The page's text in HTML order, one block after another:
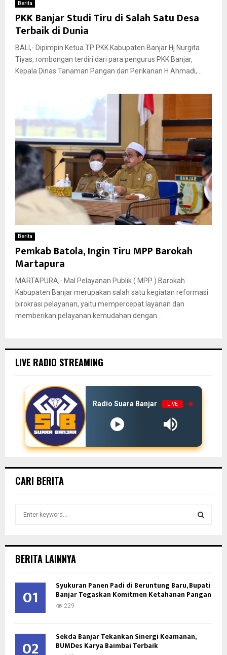
Berita
PKK Banjar Studi Tiru di Salah Satu Desa
Terbaik di Dunia
BALI,- Dipimpin Ketua TP PKK Kabupaten Banjar Hj Nurgita
Tiyas, rombongan terdiri dari para pengurus PKK Banjar,
Kepala Dinas Tanaman Pangan dan Perikanan H Ahmadi,...
Berita
Pemkab Batola, Ingin Tiru MPP Barokah
Martapura
MARTAPURA,- Mal Pelayanan Publik ( MPP ) Barokah
Kabupaten Banjar merupakan salah satu kegiatan reformasi
birokrasi pelayanan, yaitu mempercepat layanan dan
memberikan pelayanan kemudahan dengan...
LIVE RADIO STREAMING
Radio Suara Banjar LIVE
CARI BERITA
h
o
R
BERITA LAINNYA
01 Syukuran Panen Padi di Beruntung Baru, Bupati
Banjar Tegaskan Komitmen Ketahanan Pangan
229
02 Sekda Banjar Tekankan Sinergi Keamanan,
BUMDes Karya Baimbai Terbaik